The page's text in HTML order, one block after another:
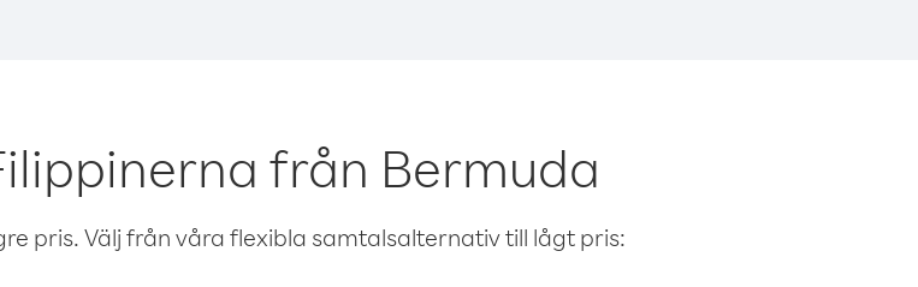
från Bermuda
pris. Välj från våra flexibla samtalsalternativ till lågt pris: